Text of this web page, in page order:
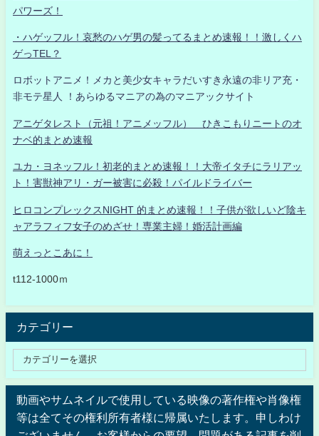
パワーズ！
・ハゲッフル！哀愁のハゲ男の髪ってるまとめ速報！！激しくハ
ゲっTEL？
ロボットアニメ！メカと美少女キャラだいすき永遠の非リア充・
非モテ星人 ！あらゆるマニアの為のマニアックサイト
アニゲタレスト（元祖！アニメッフル） ひきこもりニートのオ
ナベ的まとめ速報
ユカ・ヨネッフル！初老的まとめ速報！！大帝イタチにラリアッ
ト！害獣神アリ・ガー被害に必殺！パイルドライバー
ヒロコンプレックスNIGHT 的まとめ速報！！子供が欲しいど陰キ
ャアラフィフ女子のめざせ！専業主婦！婚活計画編
萌えっとこあに！
t112-1000ｍ
カテゴリー
動画やサムネイルで使用している映像の著作権や肖像権
等は全てその権利所有者様に帰属いたします。申しわけ